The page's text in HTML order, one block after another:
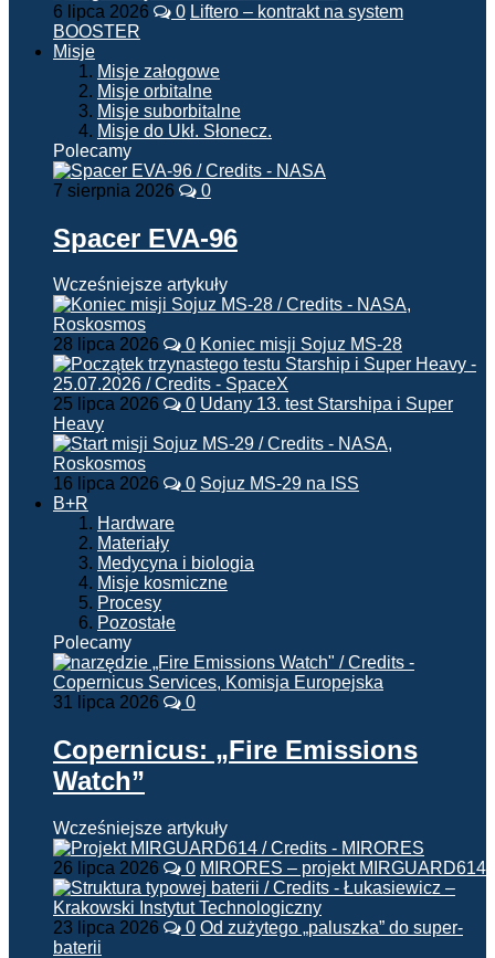
6 lipca 2026 0 Liftero – kontrakt na system
BOOSTER
Misje
Misje załogowe
Misje orbitalne
Misje suborbitalne
Misje do Ukł. Słonecz.
Polecamy
7 sierpnia 2026 0
Spacer EVA-96
Wcześniejsze artykuły
28 lipca 2026 0 Koniec misji Sojuz MS-28
25 lipca 2026 0 Udany 13. test Starshipa i Super
Heavy
16 lipca 2026 0 Sojuz MS-29 na ISS
B+R
Hardware
Materiały
Medycyna i biologia
Misje kosmiczne
Procesy
Pozostałe
Polecamy
31 lipca 2026 0
Copernicus: „Fire Emissions
Watch”
Wcześniejsze artykuły
26 lipca 2026 0 MIRORES – projekt MIRGUARD614
23 lipca 2026 0 Od zużytego „paluszka” do super-
baterii